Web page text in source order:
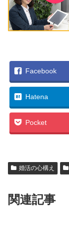
Facebook
Hatena
Pocket
婚活の心構え
関連記事